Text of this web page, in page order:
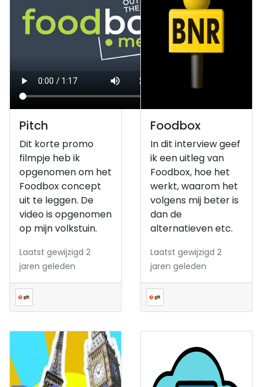
Pitch
Dit korte promo
filmpje heb ik
opgenomen om het
Foodbox concept
uit te leggen. De
video is opgenomen
op mijn volkstuin.
Laatst gewijzigd 2
jaren geleden
Foodbox
In dit interview geef
ik een uitleg van
Foodbox, hoe het
werkt, waarom het
volgens mij beter is
dan de
alternatieven etc.
Laatst gewijzigd 2
jaren geleden